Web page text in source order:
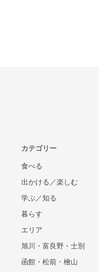
カテゴリー
食べる
出かける／楽しむ
学ぶ／知る
暮らす
エリア
旭川・富良野・士別
函館・松前・檜山